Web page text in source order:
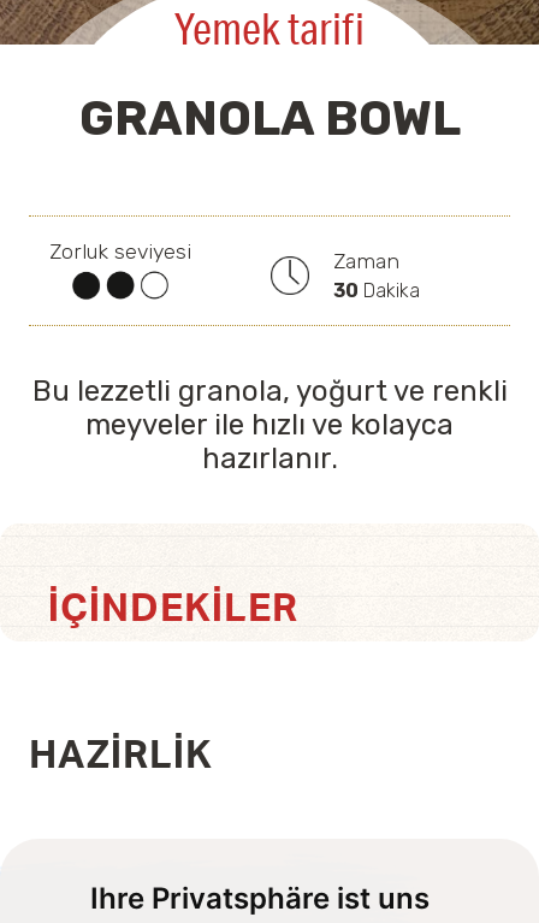
Ihre Privatsphäre ist uns
Yemek tarifi
GRANOLA BOWL
Zorluk seviyesi Zaman
30 Dakika
Bu lezzetli granola, yoğurt ve renkli
meyveler ile hızlı ve kolayca
hazırlanır.
İÇINDEKILER
HAZIRLIK